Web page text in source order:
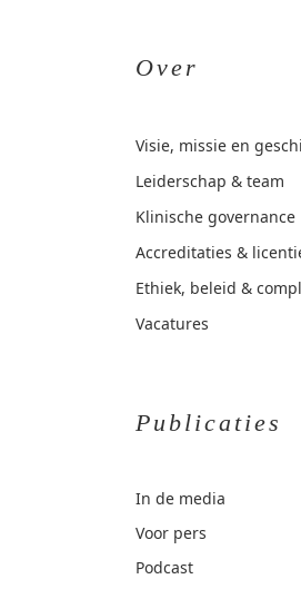
Over
Visie, missie en
Leiderschap & team
Klinische governance
Accreditaties &
Ethiek, beleid &
Vacatures
Publicaties
In de media
Voor pers
Podcast